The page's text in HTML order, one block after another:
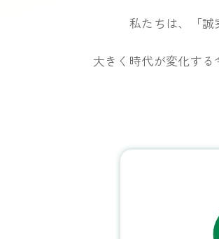
私たちは、「誠
大きく時代が変化する